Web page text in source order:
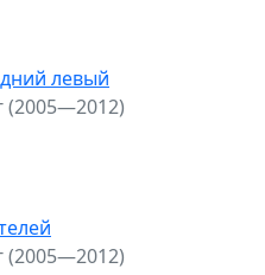
левый
(2005—2012)
(2005—2012)